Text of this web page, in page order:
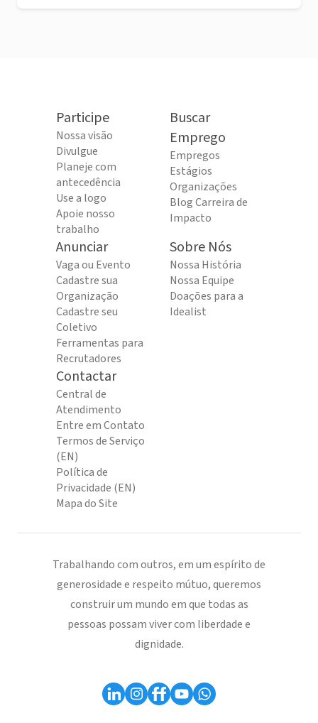
Participe
Nossa visão
Divulgue
Planeje com
antecedência
Use a logo
Apoie nosso
trabalho
Buscar
Emprego
Empregos
Estágios
Organizações
Blog Carreira de
Impacto
Anunciar
Vaga ou Evento
Cadastre sua
Organização
Cadastre seu
Coletivo
Ferramentas para
Recrutadores
Sobre Nós
Nossa História
Nossa Equipe
Doações para a
Idealist
Contactar
Central de
Atendimento
Entre em Contato
Termos de Serviço
(EN)
Política de
Privacidade (EN)
Mapa do Site
Trabalhando com outros, em um espírito de
generosidade e respeito mútuo, queremos
construir um mundo em que todas as
pessoas possam viver com liberdade e
dignidade.